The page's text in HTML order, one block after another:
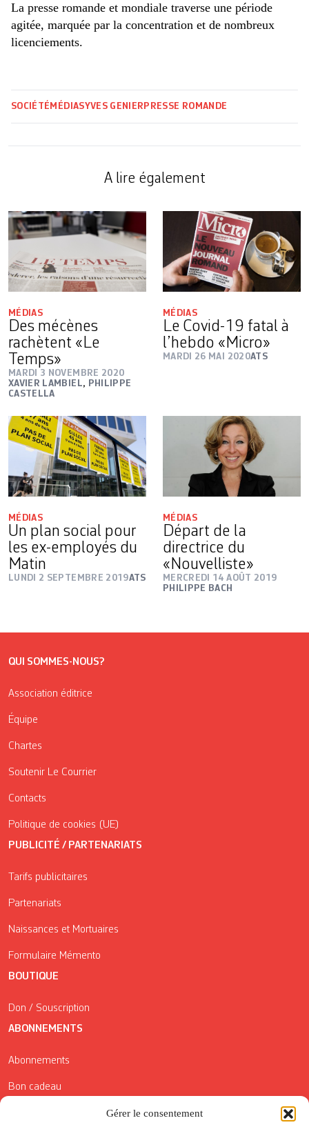
Gérer le consentement
La presse romande et mondiale traverse une période
agitée, marquée par la concentration et de nombreux
licenciements.
SOCIÉTÉ MÉDIASYVES GENIER PRESSE ROMANDE
A lire également
MÉDIAS
Des mécènes
rachètent «Le
Temps»
MARDI 3 NOVEMBRE 2020
XAVIER LAMBIEL, PHILIPPE
CASTELLA
MÉDIAS
Le Covid-19 fatal à
l’hebdo «Micro»
MARDI 26 MAI 2020ATS
MÉDIAS
Un plan social pour
les ex-employés du
Matin
LUNDI 2 SEPTEMBRE 2019ATS
MÉDIAS
Départ de la
directrice du
«Nouvelliste»
MERCREDI 14 AOÛT 2019
PHILIPPE BACH
QUI SOMMES-NOUS?
Association éditrice
Équipe
Chartes
Soutenir Le Courrier
Contacts
Politique de cookies (UE)
PUBLICITÉ / PARTENARIATS
Tarifs publicitaires
Partenariats
Naissances et Mortuaires
Formulaire Mémento
BOUTIQUE
Don / Souscription
ABONNEMENTS
Abonnements
Bon cadeau
Conditions générales de vente